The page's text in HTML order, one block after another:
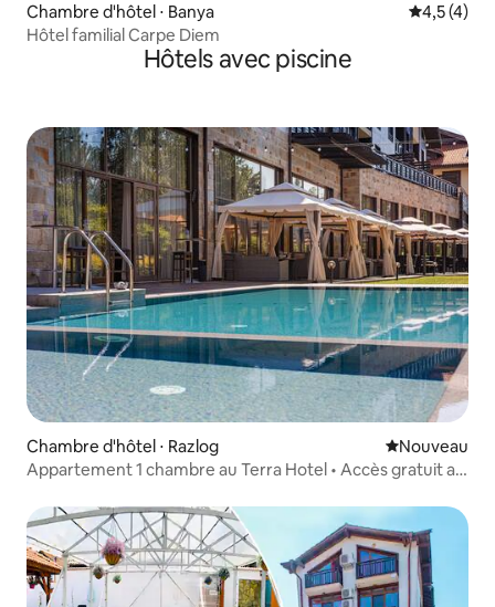
Chambre d'hôtel ⋅ Banya Évaluation
4,5 (4)
Hôtel familial Carpe Diem
Hôtels avec piscine
Chambre d'hôtel ⋅ Razlog Nouvel
Nouveau
Appartement 1 chambre au Terra Hotel • Accès gratuit au